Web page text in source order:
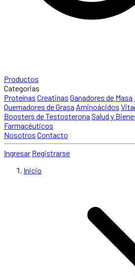
Productos
Categorias
Proteínas Creatinas Ganadores de Masa
Quemadores de Grasa Aminoácidos
Boosters de Testosterona Salud y
Farmacéuticos
Nosotros Contacto
Ingresar Registrarse
Inicio